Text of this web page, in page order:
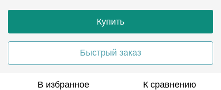
Купить
Быстрый заказ
В избранное К сравнению